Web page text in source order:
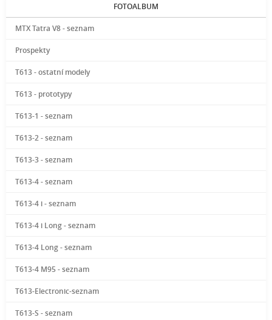
FOTOALBUM
MTX Tatra V8 - seznam
Prospekty
T613 - ostatní modely
T613 - prototypy
T613-1 - seznam
T613-2 - seznam
T613-3 - seznam
T613-4 - seznam
T613-4 i - seznam
T613-4 i Long - seznam
T613-4 Long - seznam
T613-4 M95 - seznam
T613-Electronic-seznam
T613-S - seznam